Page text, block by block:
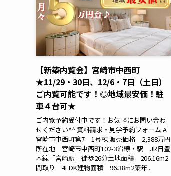
【新築内覧会】宮崎市中西町
★11/29・30日、12/6・7日（土日）
ご内覧可能です！◎地域最安価！駐
車４台可★
ご内覧予約受付中です！お気軽にお問い合わ
せください^^ 資料請求・見学予約フォーム A
宮崎市中西町第7 1号棟 販売価格 2,388万円
所在地 宮崎市中西町102-3沿線・駅 JR日豊
本線「宮崎駅」徒歩26分土地面積 206.16m2
間取り 4LDK建物面積 96.38m2築年...